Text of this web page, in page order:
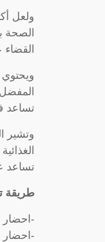
ولعل
الصحة
القضاء
تساعد
وتشير
تساعد
طريقة
-
-احضار